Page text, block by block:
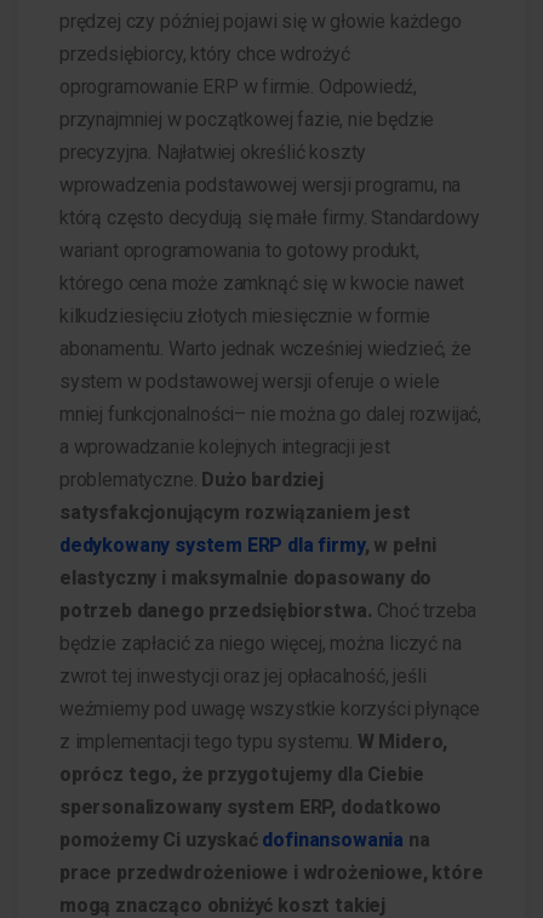
prędzej czy później pojawi się w głowie każdego
przedsiębiorcy, który chce wdrożyć
oprogramowanie ERP w firmie. Odpowiedź,
przynajmniej w początkowej fazie, nie będzie
precyzyjna. Najłatwiej określić koszty
wprowadzenia podstawowej wersji programu, na
którą często decydują się małe firmy. Standardowy
wariant oprogramowania to gotowy produkt,
którego cena może zamknąć się w kwocie nawet
kilkudziesięciu złotych miesięcznie w formie
abonamentu. Warto jednak wcześniej wiedzieć, że
system w podstawowej wersji oferuje o wiele
mniej funkcjonalności– nie można go dalej rozwijać,
a wprowadzanie kolejnych integracji jest
problematyczne. Dużo bardziej
satysfakcjonującym rozwiązaniem jest
dedykowany system ERP dla firmy, w pełni
elastyczny i maksymalnie dopasowany do
potrzeb danego przedsiębiorstwa. Choć trzeba
będzie zapłacić za niego więcej, można liczyć na
zwrot tej inwestycji oraz jej opłacalność, jeśli
weźmiemy pod uwagę wszystkie korzyści płynące
z implementacji tego typu systemu. W Midero,
oprócz tego, że przygotujemy dla Ciebie
spersonalizowany system ERP, dodatkowo
pomożemy Ci uzyskać dofinansowania na
prace przedwdrożeniowe i wdrożeniowe, które
mogą znacząco obniżyć koszt takiej